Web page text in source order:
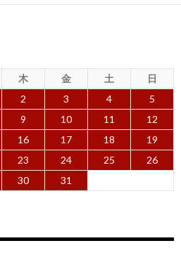
木 金 土
日
2 3 4
5
9 10 11
12
16 17 18
19
23 24 25
26
30
31